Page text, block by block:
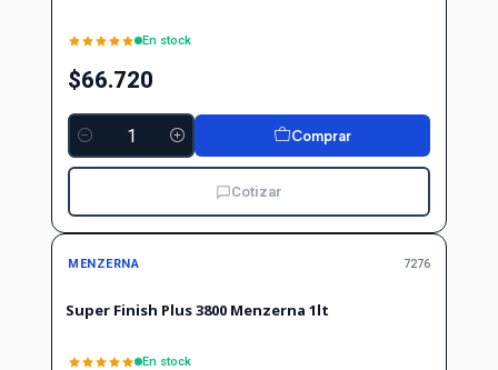
En stock
$66.720
Cantidad
Comprar
Cotizar
MENZERNA 7276
Super Finish Plus 3800 Menzerna 1lt
En stock